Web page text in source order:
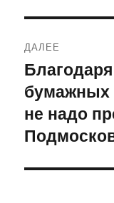
ДАЛЕЕ
Следующая
запись:
бумажных
не надо